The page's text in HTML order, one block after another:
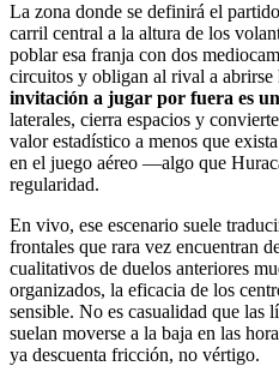
La zona donde se definirá el
carril central a la altura de los
poblar esa franja con dos
circuitos y obligan al rival a abrirse
invitación a jugar por fuera es
laterales, cierra espacios y
valor estadístico a menos que
en el juego aéreo —algo que
regularidad.
En vivo, ese escenario suele
frontales que rara vez encuentran
cualitativos de duelos anteriores
organizados, la eficacia de los
sensible. No es casualidad que las
suelan moverse a la baja en las
ya descuenta fricción, no vértigo.